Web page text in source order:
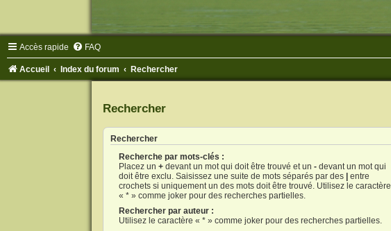
Accès rapide FAQ
Accueil Index du forum Rechercher
Rechercher
Rechercher
Recherche par mots-clés :
Placez un +devant un mot qui doit être trouvé et un -devant un mot qui
doit être exclu. Saisissez une suite de mots séparés par des
entre
crochets si uniquement un des mots doit être trouvé. Utilisez le caractère
« * » comme joker pour des recherches partielles.
Rechercher par auteur :
Utilisez le caractère « * » comme joker pour des recherches partielles.